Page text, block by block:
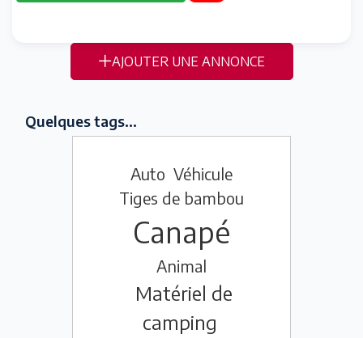
AJOUTER UNE ANNONCE
Quelques tags...
Auto Véhicule
Tiges de bambou
Canapé
Animal
Matériel de
camping